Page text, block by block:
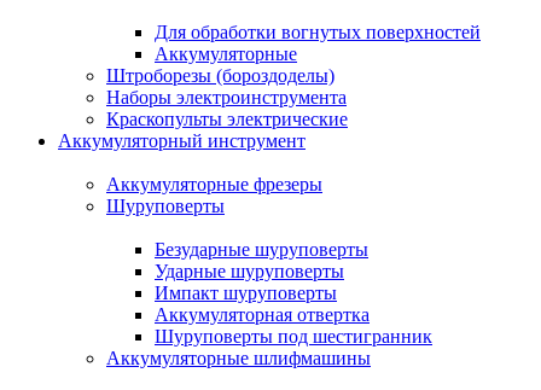
Для обработки вогнутых поверхностей
Аккумуляторные
Штроборезы (бороздоделы)
Наборы электроинструмента
Краскопульты электрические
Аккумуляторный инструмент
Аккумуляторные фрезеры
Шуруповерты
Безударные шуруповерты
Ударные шуруповерты
Импакт шуруповерты
Аккумуляторная отвертка
Шуруповерты под шестигранник
Аккумуляторные шлифмашины